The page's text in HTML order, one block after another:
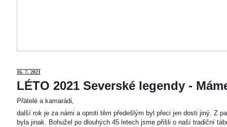
16. 7. 2021
LÉTO 2021 Severské legendy -
Přátelé a kamarádi,
další rok je za námi a oproti těm předešlým byl přeci jen dosti jiný. Z
byla jinak. Bohužel po dlouhých 45 letech jsme přišli o naší tradiční